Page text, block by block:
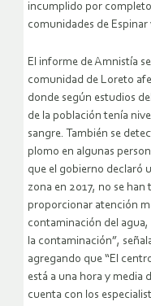
incumplido por
comunidades de Espinar
El informe de Amnistía
comunidad de Loreto
donde según estudios
de la población tenía
sangre. También se
plomo en algunas
que el gobierno declaró
zona en 2017, no se han
proporcionar atención
contaminación del
la contaminación”,
agregando que “El
está a una hora y media
cuenta con los